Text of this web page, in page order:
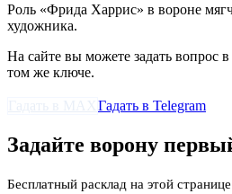
Роль «Фрида Харрис» в вороне
художника.
На сайте вы можете задать вопрос
том же ключе.
Гадать в Telegram
Задайте ворону
Бесплатный расклад на этой